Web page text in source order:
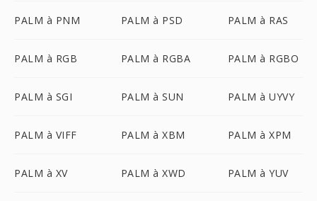
PALM à PNM PALM à PSD PALM à RAS
PALM à RGB PALM à RGBA PALM à RGBO
PALM à SGI PALM à SUN PALM à UYVY
PALM à VIFF PALM à XBM PALM à XPM
PALM à XV PALM à XWD PALM à YUV